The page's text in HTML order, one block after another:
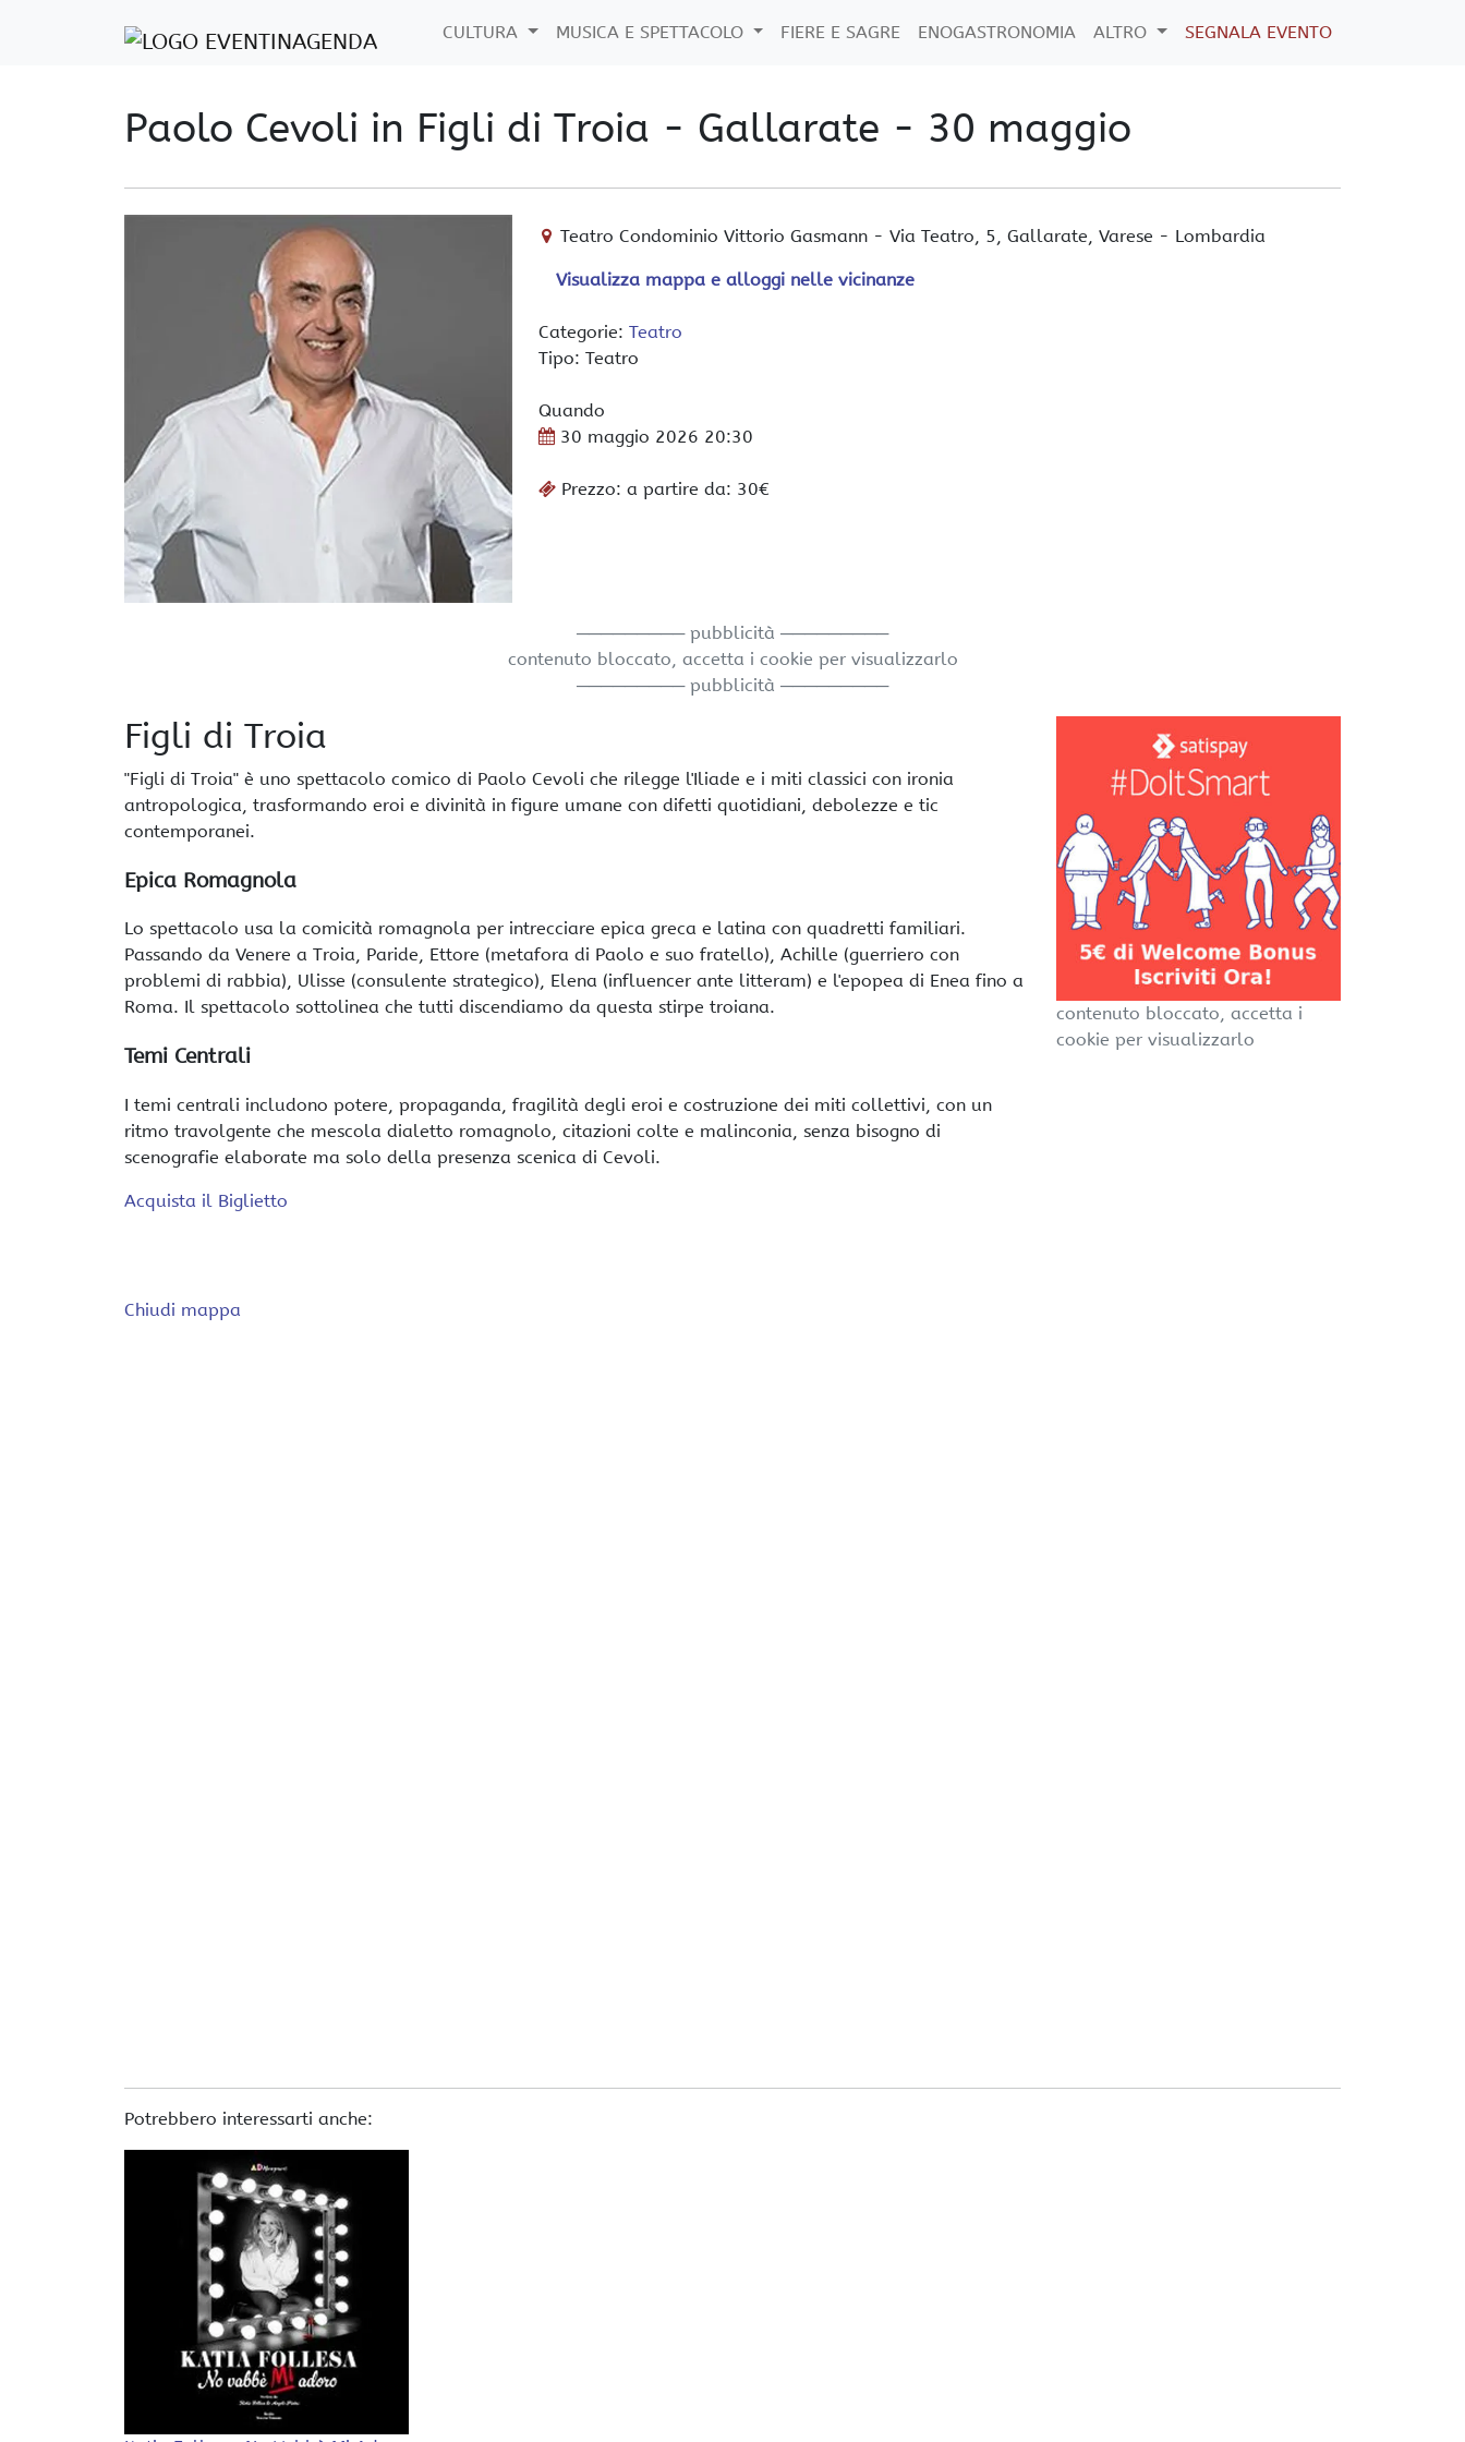
CULTURA MUSICA E SPETTACOLO FIERE E SAGRE ENOGASTRONOMIA ALTRO SEGNALA EVENTO
Paolo Cevoli in Figli di Troia - Gallarate - 30 maggio
Teatro Condominio Vittorio Gasmann -Via Teatro, 5,Gallarate, Varese - Lombardia
Visualizza mappa e alloggi nelle vicinanze
Categorie: Teatro
Tipo: Teatro
Quando
30 maggio 2026 20:30
Prezzo: a partire da: 30€
───────── pubblicità ─────────
contenuto bloccato, accetta i cookie per visualizzarlo
───────── pubblicità ─────────
Figli di Troia
"Figli di Troia" è uno spettacolo comico di Paolo Cevoli che rilegge l'Iliade e i miti classici con ironia
antropologica, trasformando eroi e divinità in figure umane con difetti quotidiani, debolezze e tic
contemporanei.
Epica Romagnola
Lo spettacolo usa la comicità romagnola per intrecciare epica greca e latina con quadretti familiari.
Passando da Venere a Troia, Paride, Ettore (metafora di Paolo e suo fratello), Achille (guerriero con
problemi di rabbia), Ulisse (consulente strategico), Elena (influencer ante litteram) e l'epopea di Enea fino a
Roma. Il spettacolo sottolinea che tutti discendiamo da questa stirpe troiana.
Temi Centrali
I temi centrali includono potere, propaganda, fragilità degli eroi e costruzione dei miti collettivi, con un
ritmo travolgente che mescola dialetto romagnolo, citazioni colte e malinconia, senza bisogno di
scenografie elaborate ma solo della presenza scenica di Cevoli.
Acquista il Biglietto
contenuto bloccato, accetta i
cookie per visualizzarlo
Chiudi mappa
Potrebbero interessarti anche: